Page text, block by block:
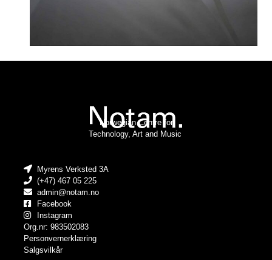
Norwegian Centre for
Technology, Art and Music
Myrens Verksted 3A
(+47) 467 05 225
admin@notam.no
Facebook
Instagram
Org.nr: 983502083
Personvernerklæring
Salgsvilkår